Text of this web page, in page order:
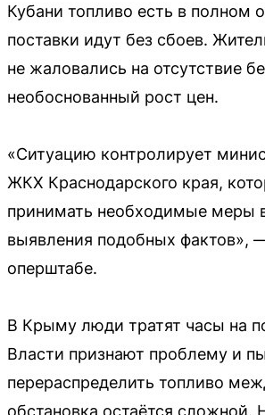
Кубани топливо есть в полном
поставки идут без сбоев.
не жаловались на отсутствие
необоснованный рост цен.
«Ситуацию контролирует
ЖКХ Краснодарского края,
принимать необходимые меры
выявления подобных фактов»,
оперштабе.
В Крыму люди тратят часы на
Власти признают проблему и
перераспределить топливо
обстановка остаётся сложной.